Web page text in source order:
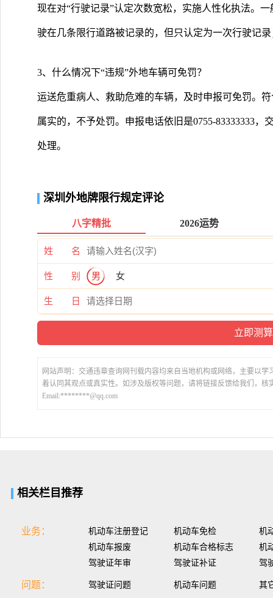
现在对“行驶记录”认定次数宽松，实施人性化执法。
驶在几条限行道路被记录的，但只认定为一次行驶记
3、什么情况下“违规”外地车辆可免罚？
运送危重病人、救助危难的车辆，及时申报可免罚。
属实的，不予处罚。申报电话依旧是0755-83333333
处理。
深圳外地牌限行规定评论
八字精批 2026运势
姓 名
性 别 男 女
生 日
网站声明：交通违章查询网刊载内容均来自当地机构或网络，主要以
着认同其观点或真实性。如涉及版权等问题，请将链接反馈给我们，核
Email:********@qq.com
相关栏目推荐
业务： 机动车注册登记 机动车免检
机
机动车报废
机动车合格标志
机
驾驶证年审
驾驶证补证 驾
问题： 驾驶证问题 机动车问题 其